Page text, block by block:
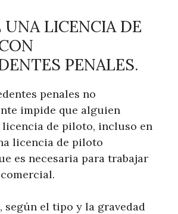
LICENCIA DE
PENALES.
penales no
impide que alguien
licencia de piloto, incluso en
licencia de piloto
es necesaria para trabajar
según el tipo y la gravedad